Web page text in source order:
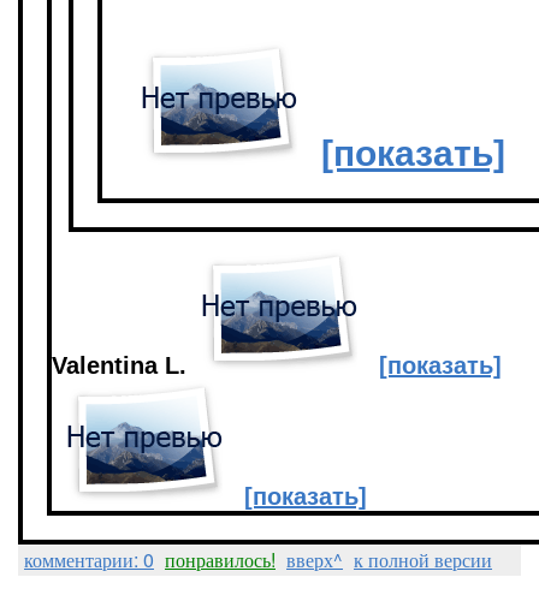
[показать]
Valentina L. [показать]
[показать]
комментарии: 0 понравилось! вверх^ к полной версии